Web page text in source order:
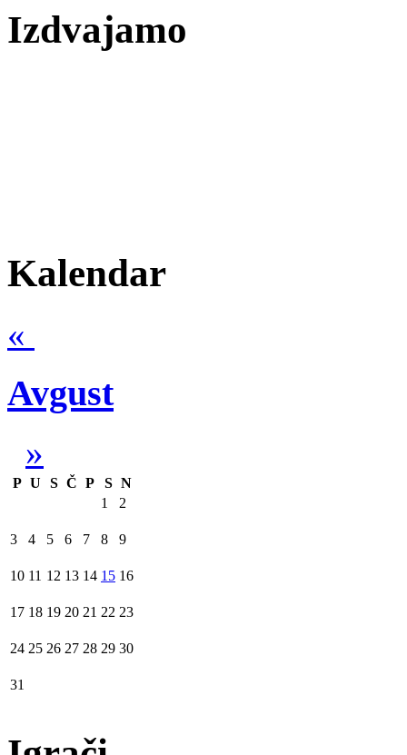
Izdvajamo
Kalendar
«
Avgust
»
P U S Č P S N
1
2
3 4 5 6 7 8 9
10 11 12 13 14 15 16
17 18 19 20 21 22 23
24 25 26 27 28 29 30
31